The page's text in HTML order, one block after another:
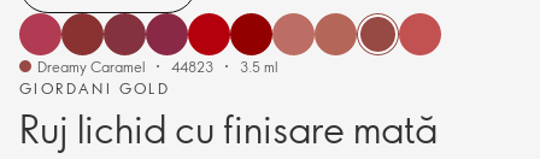
GIORDANI GOLD
Ruj lichid cu finisare mată
Dreamy Caramel 44823 3.5 ml